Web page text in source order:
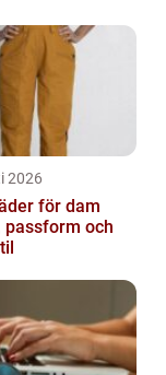
en
2026
för dam
passform och